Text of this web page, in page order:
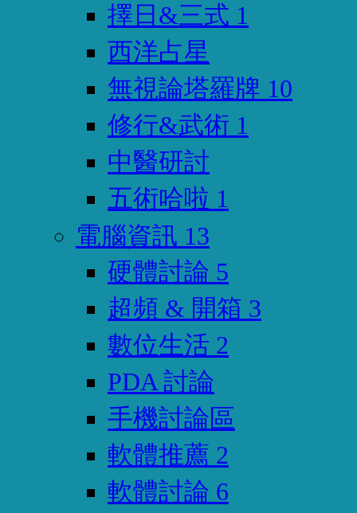
擇日&三式 1
西洋占星
無視論塔羅牌 10
修行&武術 1
中醫研討
五術哈啦 1
電腦資訊 13
硬體討論 5
超頻 & 開箱 3
數位生活 2
PDA 討論
手機討論區
軟體推薦 2
軟體討論 6